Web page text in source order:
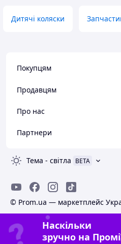
Дитячі коляски
Покупцям
Продавцям
Про нас
Партнери
Тема - світла BETA
© Prom.ua — маркетплейс
Наскільки
зручно на